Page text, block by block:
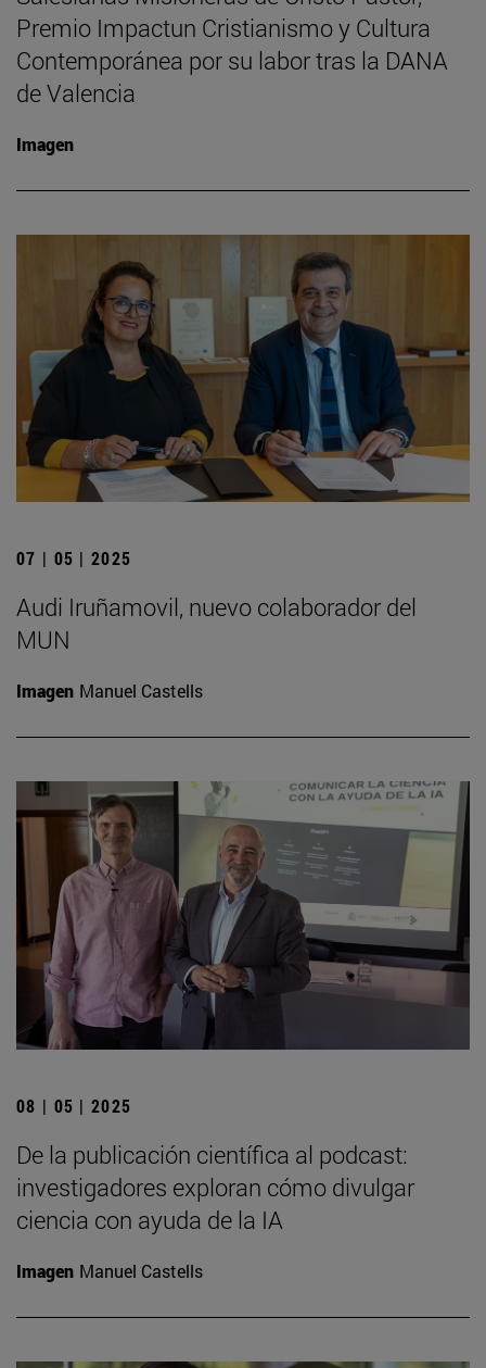
Premio Impactun Cristianismo y Cultura
Contemporánea por su labor tras la DANA
de Valencia
Imagen
07 | 05 | 2025
Audi Iruñamovil, nuevo colaborador del
MUN
Imagen Manuel Castells
08 | 05 | 2025
De la publicación científica al podcast:
investigadores exploran cómo divulgar
ciencia con ayuda de la IA
Imagen Manuel Castells